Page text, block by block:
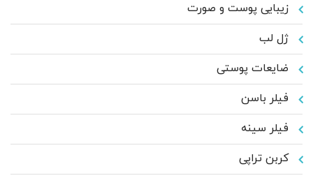
زیبایی پوست و صورت
ژل لب
ضایعات پوستی
فیلر باسن
فیلر سینه
کربن تراپی